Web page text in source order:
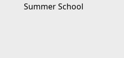
Summer School